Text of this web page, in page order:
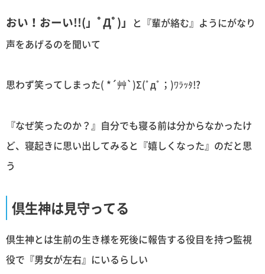
おい！おーい!!(」ﾟДﾟ)」 と『輩が絡む』ようにがなり
声をあげるのを聞いて
思わず笑ってしまった( *´艸`)Σ(ﾟдﾟ；)ﾜﾗｯﾀ!?
『なぜ笑ったのか？』自分でも寝る前は分からなかったけ
ど、寝起きに思い出してみると『嬉しくなった』のだと思
う
倶生神は見守ってる
倶生神とは生前の生き様を死後に報告する役目を持つ監視
役で『男女が左右』にいるらしい